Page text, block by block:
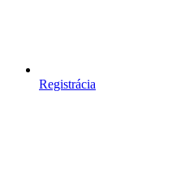
Registrácia